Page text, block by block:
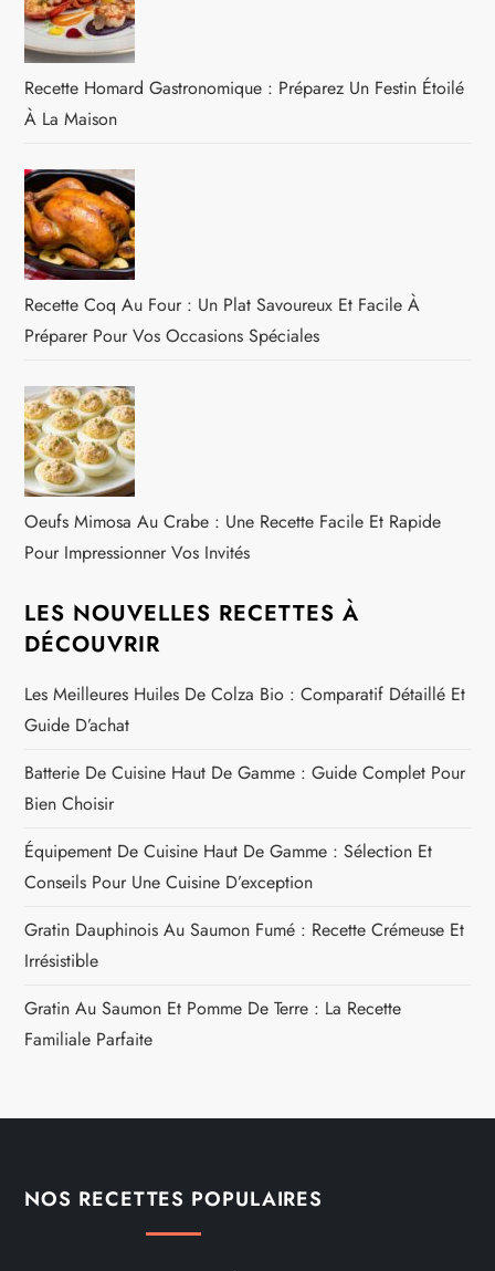
Recette Homard Gastronomique : Préparez Un Festin Étoilé
À La Maison
Recette Coq Au Four : Un Plat Savoureux Et Facile À
Préparer Pour Vos Occasions Spéciales
Oeufs Mimosa Au Crabe : Une Recette Facile Et Rapide
Pour Impressionner Vos Invités
LES NOUVELLES RECETTES À
DÉCOUVRIR
Les Meilleures Huiles De Colza Bio : Comparatif Détaillé Et
Guide D’achat
Batterie De Cuisine Haut De Gamme : Guide Complet Pour
Bien Choisir
Équipement De Cuisine Haut De Gamme : Sélection Et
Conseils Pour Une Cuisine D’exception
Gratin Dauphinois Au Saumon Fumé : Recette Crémeuse Et
Irrésistible
Gratin Au Saumon Et Pomme De Terre : La Recette
Familiale Parfaite
NOS RECETTES POPULAIRES